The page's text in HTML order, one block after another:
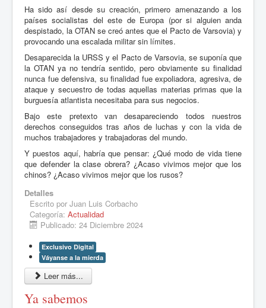
Ha sido así desde su creación, primero amenazando a los
países socialistas del este de Europa (por si alguien anda
despistado, la OTAN se creó antes que el Pacto de Varsovia) y
provocando una escalada militar sin límites.
Desaparecida la URSS y el Pacto de Varsovia, se suponía que
la OTAN ya no tendría sentido, pero obviamente su finalidad
nunca fue defensiva, su finalidad fue expoliadora, agresiva, de
ataque y secuestro de todas aquellas materias primas que la
burguesía atlantista necesitaba para sus negocios.
Bajo este pretexto van desapareciendo todos nuestros
derechos conseguidos tras años de luchas y con la vida de
muchos trabajadores y trabajadoras del mundo.
Y puestos aquí, habría que pensar: ¿Qué modo de vida tiene
que defender la clase obrera? ¿Acaso vivimos mejor que los
chinos? ¿Acaso vivimos mejor que los rusos?
Detalles
Escrito por Juan Luis Corbacho
Categoría: Actualidad
Publicado: 24 Diciembre 2024
Exclusivo Digital
Váyanse a la mierda
Leer más...
Ya sabemos